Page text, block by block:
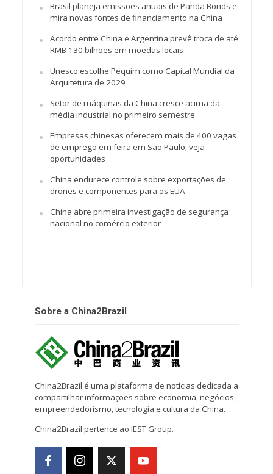
Brasil planeja emissões anuais de Panda Bonds e
mira novas fontes de financiamento na China
Acordo entre China e Argentina prevê troca de até
RMB 130 bilhões em moedas locais
Unesco escolhe Pequim como Capital Mundial da
Arquitetura de 2029
Setor de máquinas da China cresce acima da
média industrial no primeiro semestre
Empresas chinesas oferecem mais de 400 vagas
de emprego em feira em São Paulo; veja
oportunidades
China endurece controle sobre exportações de
drones e componentes para os EUA
China abre primeira investigação de segurança
nacional no comércio exterior
Sobre a China2Brazil
China2Brazil é uma plataforma de notícias dedicada a
compartilhar informações sobre economia, negócios,
empreendedorismo, tecnologia e cultura da China.
China2Brazil pertence ao IEST Group.